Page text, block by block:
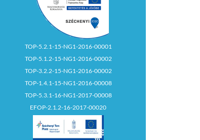
TOP-5.2.1-15-NG1-2016-00001
TOP-5.1.2-15-NG1-2016-00002
TOP-3.2.2-15-NG1-2016-00002
TOP-1.4.1-15-NG1-2016-00008
TOP-5.3.1-16-NG1-2017-00008
EFOP-2.1.2-16-2017-00020